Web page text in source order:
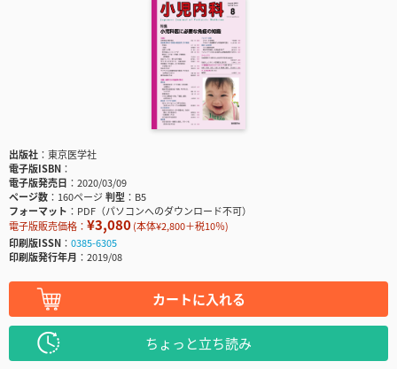
出版社
東京医学社
電子版ISBN
電子版発売日
2020/03/09
ページ数
160ページ判型
B5
フォーマット
PDF（パソコンへのダウンロード不可）
電子版販売価格： ¥3,080(本体¥2,800＋税10％)
印刷版ISSN
0385-6305
印刷版発行年月
2019/08
カートに入れる
ちょっと立ち読み